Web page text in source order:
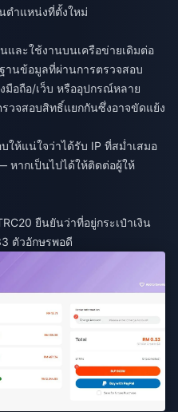
ตำแหน่งที่ตั้งใหม่
และใช้งานบนเครือข่ายเดิมต่อ
ฐานข้อมูลที่ผ่านการตรวจสอบ
มือถือ/เว็บ หรืออุปกรณ์หลาย
รวจสอบสิทธิ์แยกกันซึ่งอาจขัดแย้ง
ให้แน่ใจว่าได้รับ IP ที่สม่ำเสมอ
หากเป็นไปได้ให้ติดต่อผู้ให้
ยืนยันว่าที่อยู่กระเป๋าเงิน
ตัวอักษรพอดี